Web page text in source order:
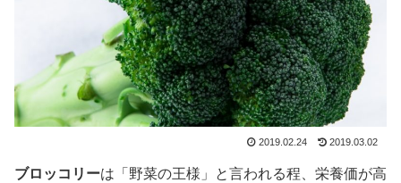
2019.02.24 2019.03.02
ブロッコリーは「野菜の王様」と言われる程、栄養価が高